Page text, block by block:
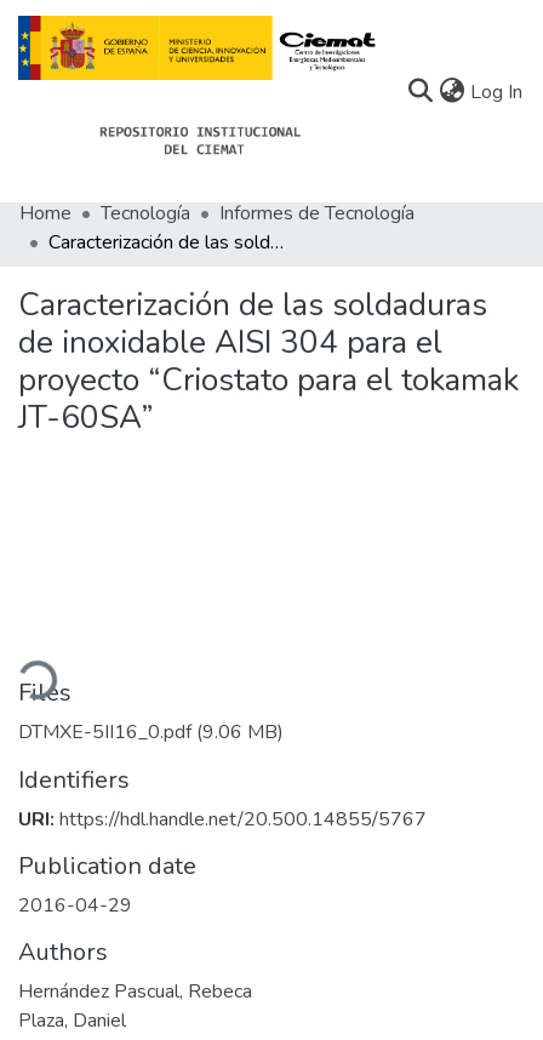
Log In
Communities
Statistics
About Docu-menta
Home Tecnología
Informes de Tecnología
Caracterización de las soldaduras de inoxidable AISI 304 para el proyecto “Criostato para el tokamak JT-60SA”
Caracterización de las soldaduras
de inoxidable AISI 304 para el
proyecto “Criostato para el tokamak
JT-60SA”
Files
DTMXE-5II16_0.pdf(9.06 MB)
Identifiers
URI: https://hdl.handle.net/20.500.14855/5767
Publication date
2016-04-29
Authors
Hernández Pascual, Rebeca
Plaza, Daniel